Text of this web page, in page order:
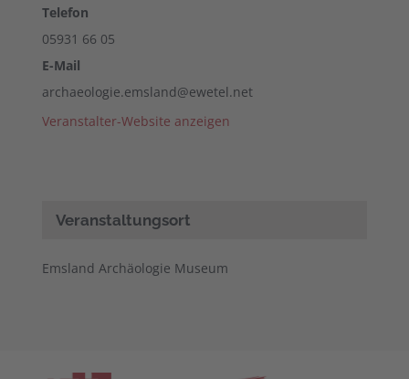
Telefon
05931 66 05
E-Mail
archaeologie.emsland@ewetel.net
Veranstalter-Website anzeigen
Veranstaltungsort
Emsland Archäologie Museum